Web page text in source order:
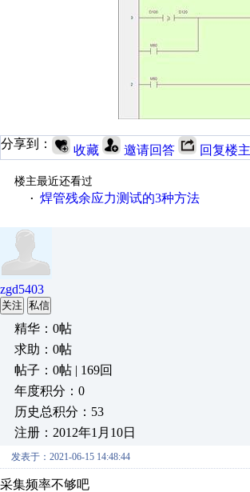
分享到： 收藏 邀请回答 回复楼主
楼主最近还看过
· 焊管残余应力测试的3种方法
zgd5403
关注 私信
精华：0帖
求助：0帖
帖子：0帖 | 169回
年度积分：0
历史总积分：53
注册：2012年1月10日
发表于：2021-06-15 14:48:44
采集频率不够吧